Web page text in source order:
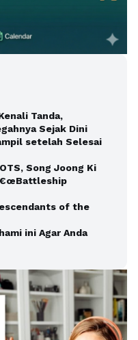
Tanda,
Sejak Dini
setelah Selesai
Song Joong Ki
of the
ini Agar Anda